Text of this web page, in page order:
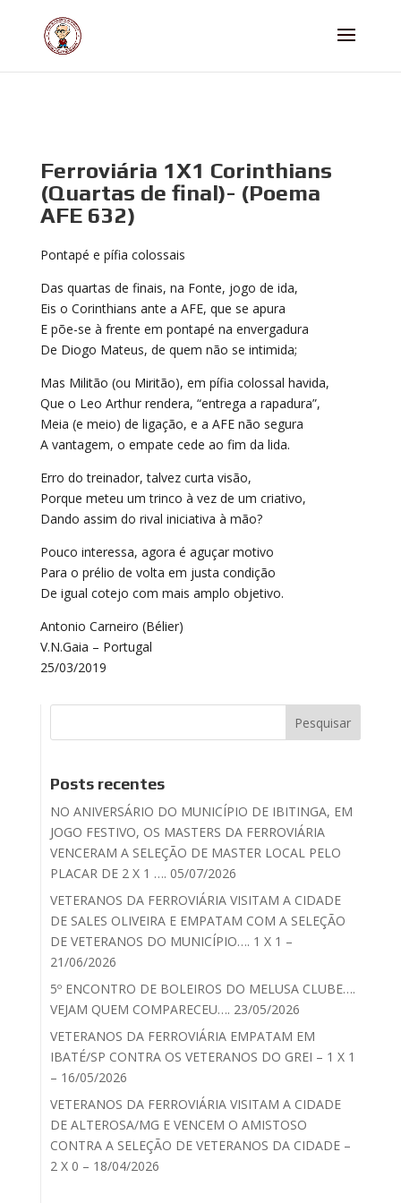
Ferroviária 1X1 Corinthians
(Quartas de final)- (Poema
AFE 632)
Pontapé e pífia colossais
Das quartas de finais, na Fonte, jogo de ida,
Eis o Corinthians ante a AFE, que se apura
E põe-se à frente em pontapé na envergadura
De Diogo Mateus, de quem não se intimida;
Mas Militão (ou Miritão), em pífia colossal havida,
Que o Leo Arthur rendera, “entrega a rapadura”,
Meia (e meio) de ligação, e a AFE não segura
A vantagem, o empate cede ao fim da lida.
Erro do treinador, talvez curta visão,
Porque meteu um trinco à vez de um criativo,
Dando assim do rival iniciativa à mão?
Pouco interessa, agora é aguçar motivo
Para o prélio de volta em justa condição
De igual cotejo com mais amplo objetivo.
Antonio Carneiro (Bélier)
V.N.Gaia – Portugal
25/03/2019
Posts recentes
NO ANIVERSÁRIO DO MUNICÍPIO DE IBITINGA, EM
JOGO FESTIVO, OS MASTERS DA FERROVIÁRIA
VENCERAM A SELEÇÃO DE MASTER LOCAL PELO
PLACAR DE 2 X 1 …. 05/07/2026
VETERANOS DA FERROVIÁRIA VISITAM A CIDADE
DE SALES OLIVEIRA E EMPATAM COM A SELEÇÃO
DE VETERANOS DO MUNICÍPIO…. 1 X 1 –
21/06/2026
5º ENCONTRO DE BOLEIROS DO MELUSA CLUBE….
VEJAM QUEM COMPARECEU…. 23/05/2026
VETERANOS DA FERROVIÁRIA EMPATAM EM
IBATÉ/SP CONTRA OS VETERANOS DO GREI – 1 X 1
– 16/05/2026
VETERANOS DA FERROVIÁRIA VISITAM A CIDADE
DE ALTEROSA/MG E VENCEM O AMISTOSO
CONTRA A SELEÇÃO DE VETERANOS DA CIDADE –
2 X 0 – 18/04/2026